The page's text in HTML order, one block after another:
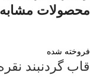
محصولات مشابه
فروخته شده
قاب گردنبند